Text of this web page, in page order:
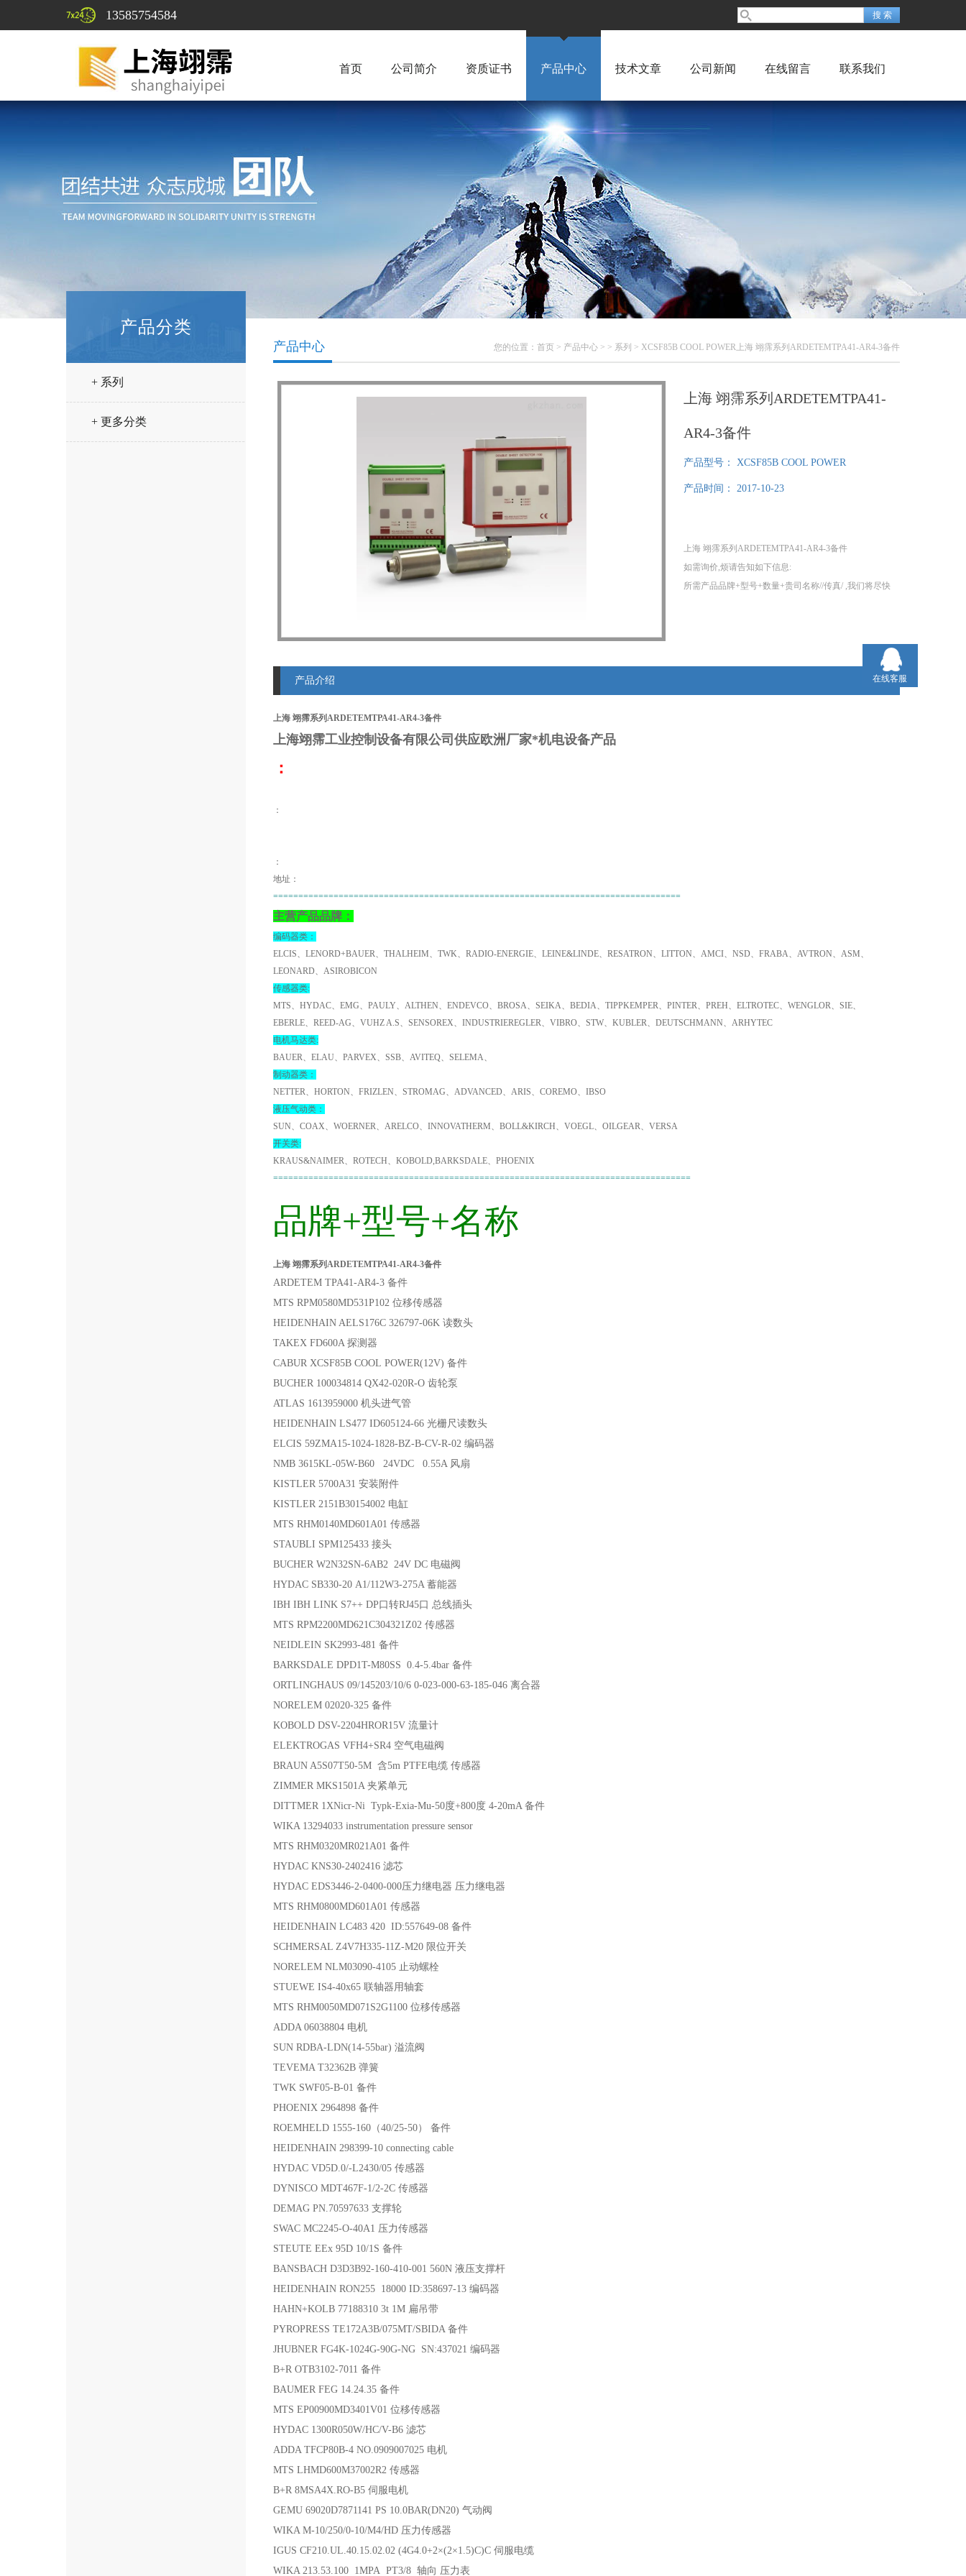
13585754584
首页 公司简介 资质证书 产品中心 技术文章 公司新闻 在线留言 联系我们
产品分类
+ 系列
+ 更多分类
您的位置： 首页 > 产品中心 > > 系列 > XCSF85B COOL POWER上海 翊霈系列ARDETEMTPA41-AR4-3备件
产品中心
上海 翊霈系列ARDETEMTPA41-
AR4-3备件
产品型号： XCSF85B COOL POWER
产品时间： 2017-10-23
上海 翊霈系列ARDETEMTPA41-AR4-3备件
如需询价,烦请告知如下信息:
所需产品品牌+型号+数量+贵司名称//传真/ ,我们将尽快
3、只要是欧盟国家的产品，我们可以为您询价并采购！
产品介绍
上海 翊霈系列ARDETEMTPA41-AR4-3备件
上海翊霈工业控制设备有限公司供应欧洲厂家*机电设备产品
：
：
：
地址：
=================================================================================
主营产品品牌：
编码器类：
ELCIS、LENORD+BAUER、THALHEIM、TWK、RADIO-ENERGIE、LEINE&LINDE、RESATRON、LITTON、AMCI、NSD、FRABA、AVTRON、ASM、
LEONARD、ASIROBICON
传感器类:
MTS、HYDAC、EMG、PAULY、ALTHEN、ENDEVCO、BROSA、SEIKA、BEDIA、TIPPKEMPER、PINTER、PREH、ELTROTEC、WENGLOR、SIE、
EBERLE、REED-AG、VUHZ A.S、SENSOREX、INDUSTRIEREGLER、VIBRO、STW、KUBLER、DEUTSCHMANN、ARHYTEC
电机马达类:
BAUER、ELAU、PARVEX、SSB、AVITEQ、SELEMA、
制动器类：
NETTER、HORTON、FRIZLEN、STROMAG、ADVANCED、ARIS、COREMO、IBSO
液压气动类：
SUN、COAX、WOERNER、ARELCO、INNOVATHERM、BOLL&KIRCH、VOEGL、OILGEAR、VERSA
开关类:
KRAUS&NAIMER、ROTECH、KOBOLD,BARKSDALE、PHOENIX
===================================================================================
品牌+型号+名称
上海 翊霈系列ARDETEMTPA41-AR4-3备件
ARDETEM TPA41-AR4-3 备件
MTS RPM0580MD531P102 位移传感器
HEIDENHAIN AELS176C 326797-06K 读数头
TAKEX FD600A 探测器
CABUR XCSF85B COOL POWER(12V) 备件
BUCHER 100034814 QX42-020R-O 齿轮泵
ATLAS 1613959000 机头进气管
HEIDENHAIN LS477 ID605124-66 光栅尺读数头
ELCIS 59ZMA15-1024-1828-BZ-B-CV-R-02 编码器
NMB 3615KL-05W-B60 24VDC 0.55A 风扇
KISTLER 5700A31 安装附件
KISTLER 2151B30154002 电缸
MTS RHM0140MD601A01 传感器
STAUBLI SPM125433 接头
BUCHER W2N32SN-6AB2 24V DC 电磁阀
HYDAC SB330-20 A1/112W3-275A 蓄能器
IBH IBH LINK S7++ DP口转RJ45口 总线插头
MTS RPM2200MD621C304321Z02 传感器
NEIDLEIN SK2993-481 备件
BARKSDALE DPD1T-M80SS 0.4-5.4bar 备件
ORTLINGHAUS 09/145203/10/6 0-023-000-63-185-046 离合器
NORELEM 02020-325 备件
KOBOLD DSV-2204HROR15V 流量计
ELEKTROGAS VFH4+SR4 空气电磁阀
BRAUN A5S07T50-5M 含5m PTFE电缆 传感器
ZIMMER MKS1501A 夹紧单元
DITTMER 1XNicr-Ni Typk-Exia-Mu-50度+800度 4-20mA 备件
WIKA 13294033 instrumentation pressure sensor
MTS RHM0320MR021A01 备件
HYDAC KNS30-2402416 滤芯
HYDAC EDS3446-2-0400-000压力继电器 压力继电器
MTS RHM0800MD601A01 传感器
HEIDENHAIN LC483 420 ID:557649-08 备件
SCHMERSAL Z4V7H335-11Z-M20 限位开关
NORELEM NLM03090-4105 止动螺栓
STUEWE IS4-40x65 联轴器用轴套
MTS RHM0050MD071S2G1100 位移传感器
ADDA 06038804 电机
SUN RDBA-LDN(14-55bar) 溢流阀
TEVEMA T32362B 弹簧
TWK SWF05-B-01 备件
PHOENIX 2964898 备件
ROEMHELD 1555-160（40/25-50） 备件
HEIDENHAIN 298399-10 connecting cable
HYDAC VD5D.0/-L2430/05 传感器
DYNISCO MDT467F-1/2-2C 传感器
DEMAG PN.70597633 支撑轮
SWAC MC2245-O-40A1 压力传感器
STEUTE EEx 95D 10/1S 备件
BANSBACH D3D3B92-160-410-001 560N 液压支撑杆
HEIDENHAIN RON255 18000 ID:358697-13 编码器
HAHN+KOLB 77188310 3t 1M 扁吊带
PYROPRESS TE172A3B/075MT/SBIDA 备件
JHUBNER FG4K-1024G-90G-NG SN:437021 编码器
B+R OTB3102-7011 备件
BAUMER FEG 14.24.35 备件
MTS EP00900MD3401V01 位移传感器
HYDAC 1300R050W/HC/V-B6 滤芯
ADDA TFCP80B-4 NO.0909007025 电机
MTS LHMD600M37002R2 传感器
B+R 8MSA4X.RO-B5 伺服电机
GEMU 69020D7871141 PS 10.0BAR(DN20) 气动阀
WIKA M-10/250/0-10/M4/HD 压力传感器
IGUS CF210.UL.40.15.02.02 (4G4.0+2×(2×1.5)C)C 伺服电缆
WIKA 213.53.100 1MPA PT3/8 轴向 压力表
在线客服